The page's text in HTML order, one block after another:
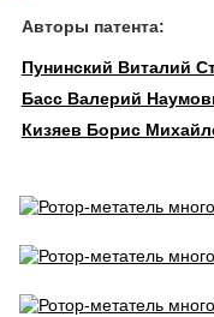
Авторы патента:
Пунинский Виталий
Басс Валерий
Кизяев Борис